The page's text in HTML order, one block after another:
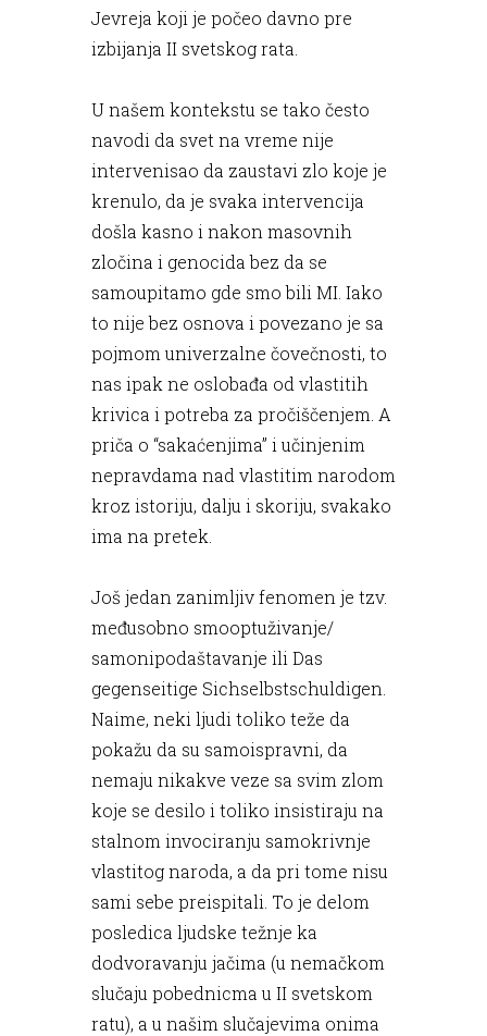
Jevreja koji je počeo davno pre
izbijanja II svetskog rata.
U našem kontekstu se tako često
navodi da svet na vreme nije
intervenisao da zaustavi zlo koje je
krenulo, da je svaka intervencija
došla kasno i nakon masovnih
zločina i genocida bez da se
samoupitamo gde smo bili MI. Iako
to nije bez osnova i povezano je sa
pojmom univerzalne čovečnosti, to
nas ipak ne oslobađa od vlastitih
krivica i potreba za pročiščenjem. A
priča o “sakaćenjima” i učinjenim
nepravdama nad vlastitim narodom
kroz istoriju, dalju i skoriju, svakako
ima na pretek.
Još jedan zanimljiv fenomen je tzv.
međusobno smooptuživanje/
samonipodaštavanje ili Das
gegenseitige Sichselbstschuldigen.
Naime, neki ljudi toliko teže da
pokažu da su samoispravni, da
nemaju nikakve veze sa svim zlom
koje se desilo i toliko insistiraju na
stalnom invociranju samokrivnje
vlastitog naroda, a da pri tome nisu
sami sebe preispitali. To je delom
posledica ljudske težnje ka
dodvoravanju jačima (u nemačkom
slučaju pobednicma u II svetskom
ratu), a u našim slučajevima onima